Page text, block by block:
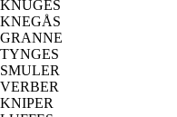
KNUGES
KNEGÅS
GRANNE
TYNGES
SMULER
VERBER
KNIPER